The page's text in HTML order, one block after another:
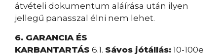
átvételi dokumentum aláírása után ilyen
jellegű panasszal élni nem lehet.
6. GARANCIA ÉS
KARBANTARTÁS 6.1. Sávos jótállás: 10-100e